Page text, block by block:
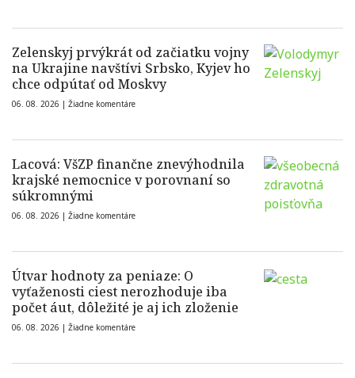
Zelenskyj prvýkrát od začiatku vojny
na Ukrajine navštívi Srbsko, Kyjev ho
chce odpútať od Moskvy
06. 08. 2026 | Žiadne komentáre
Lacová: VšZP finančne znevýhodnila
krajské nemocnice v porovnaní so
súkromnými
06. 08. 2026 | Žiadne komentáre
Útvar hodnoty za peniaze: O
vyťaženosti ciest nerozhoduje iba
počet áut, dôležité je aj ich zloženie
06. 08. 2026 | Žiadne komentáre